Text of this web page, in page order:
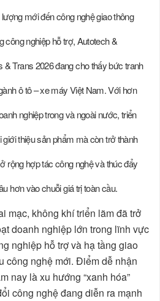
mới đến công nghệ giao thông
công nghiệp hỗ trợ, Autotech &
Trans 2026 đang cho thấy bức tranh
ô tô – xe máy Việt Nam. Với hơn
nghiệp trong và ngoài nước, triển
thiệu sản phẩm mà còn trở thành
rộng hợp tác công nghệ và thúc đẩy
hơn vào chuỗi giá trị toàn cầu.
mạc, không khí triển lãm đã trở
doanh nghiệp lớn trong lĩnh vực
nghiệp hỗ trợ và hạ tầng giao
công nghệ mới. Điểm dễ nhận
nay là xu hướng “xanh hóa”
công nghệ đang diễn ra mạnh